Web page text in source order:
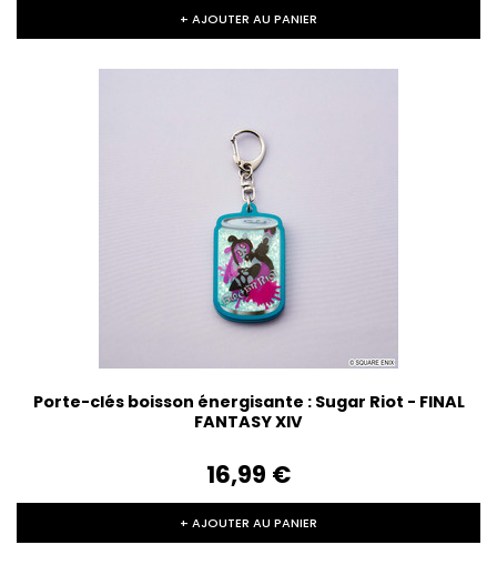
+ AJOUTER AU PANIER
Porte-clés boisson énergisante : Sugar Riot - FINAL
FANTASY XIV
16,99‎ ‎€
+ AJOUTER AU PANIER